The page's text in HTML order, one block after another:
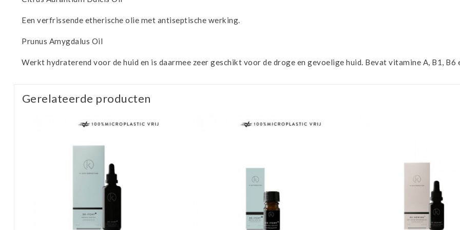
Een verfrissende etherische olie met antiseptische werking.
Prunus Amygdalus Oil
Werkt hydraterend voor de huid en is daarmee zeer geschikt voor de droge en gevoelige huid. Bevat vitamine A, B1, B6
Gerelateerde producten